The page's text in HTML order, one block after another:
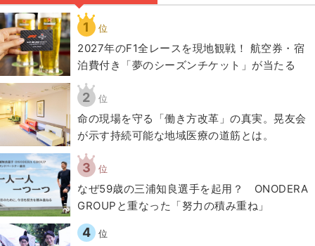
1 位
2027年のF1全レースを現地観戦！ 航空券・宿
泊費付き「夢のシーズンチケット」が当たる
2 位
​命の現場を守る「働き方改革」の真実。晃友会
が示す持続可能な地域医療の道筋とは。
3 位
なぜ59歳の三浦知良選手を起用？ ONODERA
GROUPと重なった「努力の積み重ね」
4 位